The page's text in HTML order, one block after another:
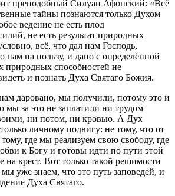
преподобный Силуан Афонский: «Всё
тайны познаются только Духом
ведение не есть плод
не есть результат природных
всё, что дал нам Господь,
нам на пользу, и дано с определённой
природных способностей не
и познать Духа Святаго Божия.
даровано, мы получили, потому это и
мы за это не заплатили ни трудом
ни потом, ни кровью. А Дух
личному подвигу: не тому, что от
где мы реализуем свою свободу, где
к Богу и готовы идти по пути этой
крест. Вот только такой решимости
уже знаем, что это путь заповедей, и
Духа Святаго.